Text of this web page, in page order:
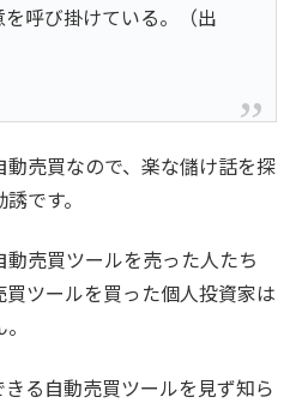
呼び掛けている。（出
売買なので、楽な儲け話を探
です。
売買ツールを売った人たち
ツールを買った個人投資家は
る自動売買ツールを見ず知ら